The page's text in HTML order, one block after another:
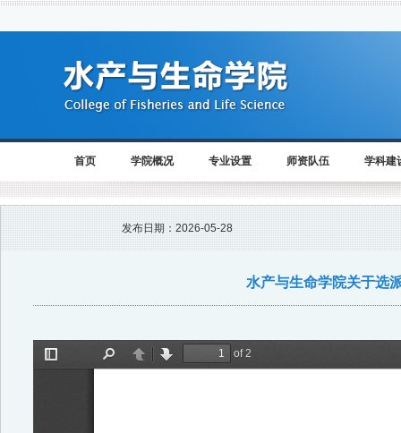
首页 学院概况 专业设置 师资队伍 学科建
发布日期：2026-05-28
水产与生命学院关于选